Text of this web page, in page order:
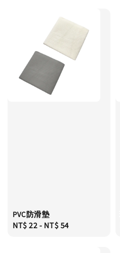
PVC防滑墊
Regular
NT$ 22- NT$ 54